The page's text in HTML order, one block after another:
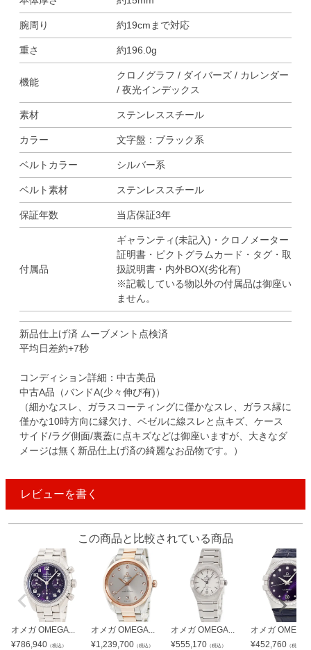
腕周り 約19cmまで対応
重さ 約196.0g
機能
クロノグラフ / ダイバーズ / カレンダー
/ 夜光インデックス
素材 ステンレススチール
カラー 文字盤：ブラック系
ベルトカラー シルバー系
ベルト素材 ステンレススチール
保証年数 当店保証3年
付属品
ギャランティ(未記入)・クロノメーター
証明書・ピクトグラムカード・タグ・取
扱説明書・内外BOX(劣化有)
※記載している物以外の付属品は御座い
ません。
新品仕上げ済 ムーブメント点検済
平均日差約+7秒
コンディション詳細：中古美品
中古A品（バンドA(少々伸び有)）
（細かなスレ、ガラスコーティングに僅かなスレ、ガラス縁に
僅かな10時方向に縁欠け、ベゼルに線スレと点キズ、ケース
サイド/ラグ側面/裏蓋に点キズなどは御座いますが、大きなダ
メージは無く新品仕上げ済の綺麗なお品物です。）
レビューを書く
この商品と比較されている商品
オメガ OMEGA...
¥786,940 （税込）
オメガ OMEGA...
¥1,239,700 （税込）
オメガ OMEGA...
¥555,170 （税込）
オメガ
¥452,760 （税込）